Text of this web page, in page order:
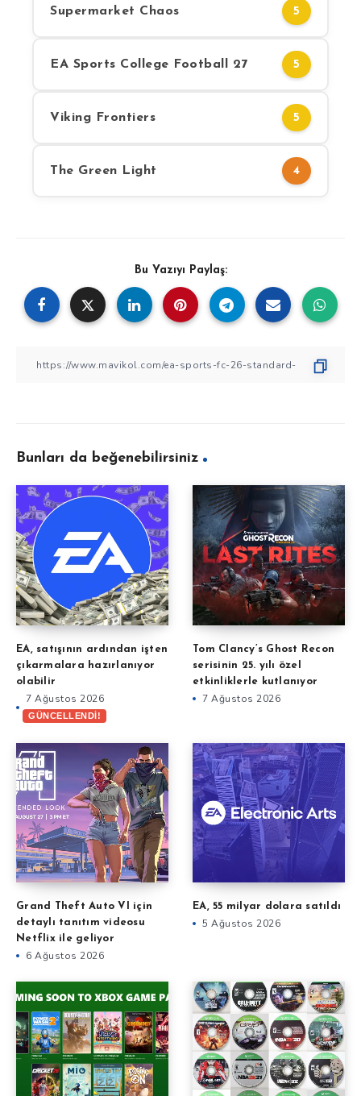
Supermarket Chaos 5
EA Sports College Football 27 5
Viking Frontiers 5
The Green Light 4
Bu Yazıyı Paylaş:
Bunları da beğenebilirsiniz
EA, satışının ardından işten
çıkarmalara hazırlanıyor
olabilir
7 Ağustos 2026
GÜNCELLENDİ!
Tom Clancy’s Ghost Recon
serisinin 25. yılı özel
etkinliklerle kutlanıyor
7 Ağustos 2026
Grand Theft Auto VI için
detaylı tanıtım videosu
Netflix ile geliyor
6 Ağustos 2026
EA, 55 milyar dolara satıldı
5 Ağustos 2026